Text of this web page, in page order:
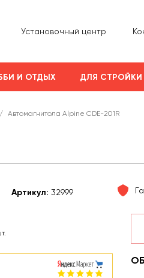
Установочный центр
И ОТДЫХ ДЛЯ СТРОЙКИ
/ Автомагнитола Alpine CDE-201R
Артикул: 32999